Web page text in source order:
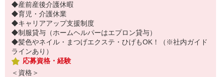
◆産前産後介護休暇
◆育児・介護休業
◆キャリアアップ支援制度
◆制服貸与（ホームヘルパーはエプロン貸与）
◆髪色やネイル・まつげエクステ・ひげもOK！（※社内ガイド
ラインあり）
応募資格・経験
＜資格＞